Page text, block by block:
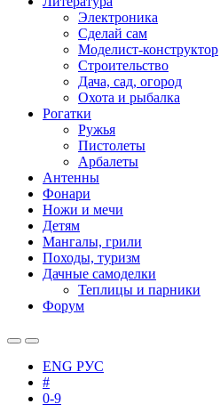
Электроника
Сделай сам
Моделист-конструктор
Строительство
Дача, сад, огород
Охота и рыбалка
Рогатки
Ружья
Пистолеты
Арбалеты
Антенны
Фонари
Ножи и мечи
Детям
Мангалы, грили
Походы, туризм
Дачные самоделки
Теплицы и парники
Форум
ENG РУС
#
0-9